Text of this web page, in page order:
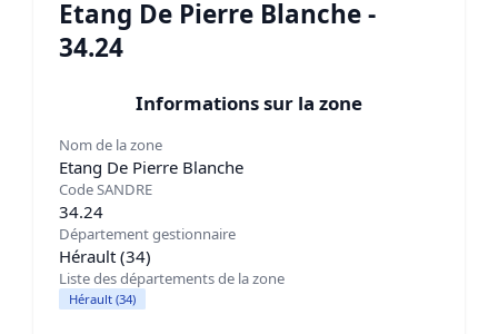
Etang De Pierre Blanche -
34.24
Informations sur la zone
Nom de la zone
Etang De Pierre Blanche
Code SANDRE
34.24
Département gestionnaire
Hérault (34)
Liste des départements de la zone
Hérault (34)